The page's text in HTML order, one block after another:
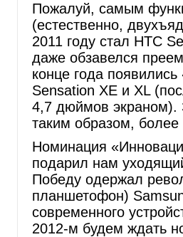
Пожалуй, самым
(естественно,
2011 году стал HTC
даже обзавелся
конце года
Sensation XE и XL
4,7 дюймов экраном).
таким образом,
Номинация
подарил нам
Победу одержал
планшетофон)
современного
2012-м будем ждать